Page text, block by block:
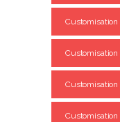
Customisation